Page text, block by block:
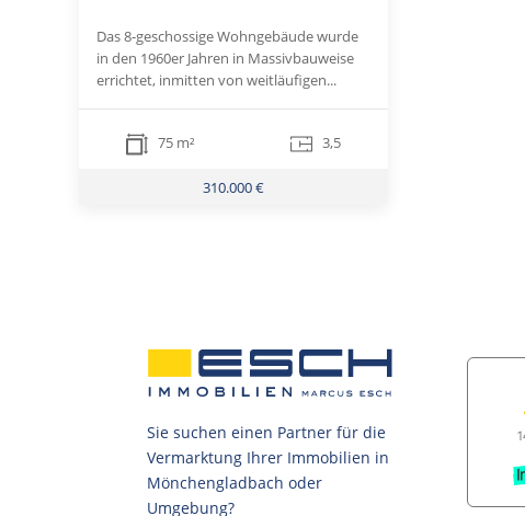
Das 8-geschossige Wohngebäude wurde
in den 1960er Jahren in Massivbauweise
errichtet, inmitten von weitläufigen...
75 m² 3,5
310.000 €
Sie suchen einen Partner für die
Vermarktung Ihrer Immobilien in
Mönchengladbach oder
Umgebung?